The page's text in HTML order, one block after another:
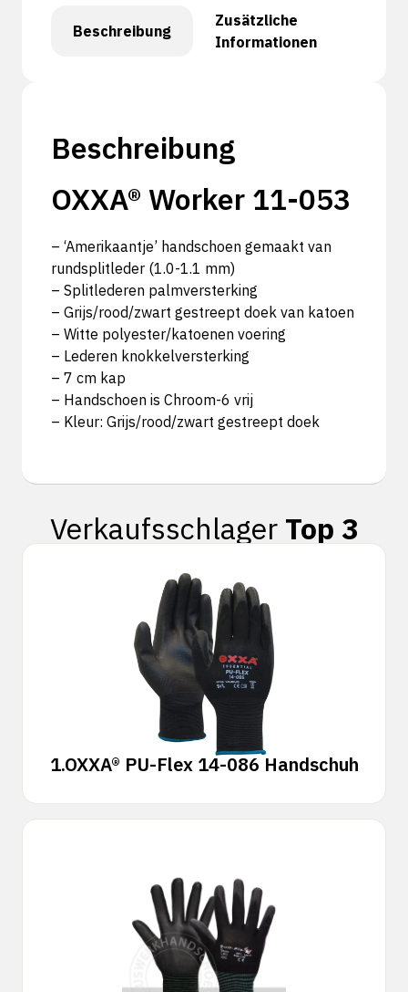
Beschreibung
Zusätzliche
Informationen
Beschreibung
OXXA® Worker 11-053
– ‘Amerikaantje’ handschoen gemaakt van
rundsplitleder (1.0-1.1 mm)
– Splitlederen palmversterking
– Grijs/rood/zwart gestreept doek van katoen
– Witte polyester/katoenen voering
– Lederen knokkelversterking
– 7 cm kap
– Handschoen is Chroom-6 vrij
– Kleur: Grijs/rood/zwart gestreept doek
Verkaufsschlager Top 3
1.OXXA® PU-Flex 14-086 Handschuh